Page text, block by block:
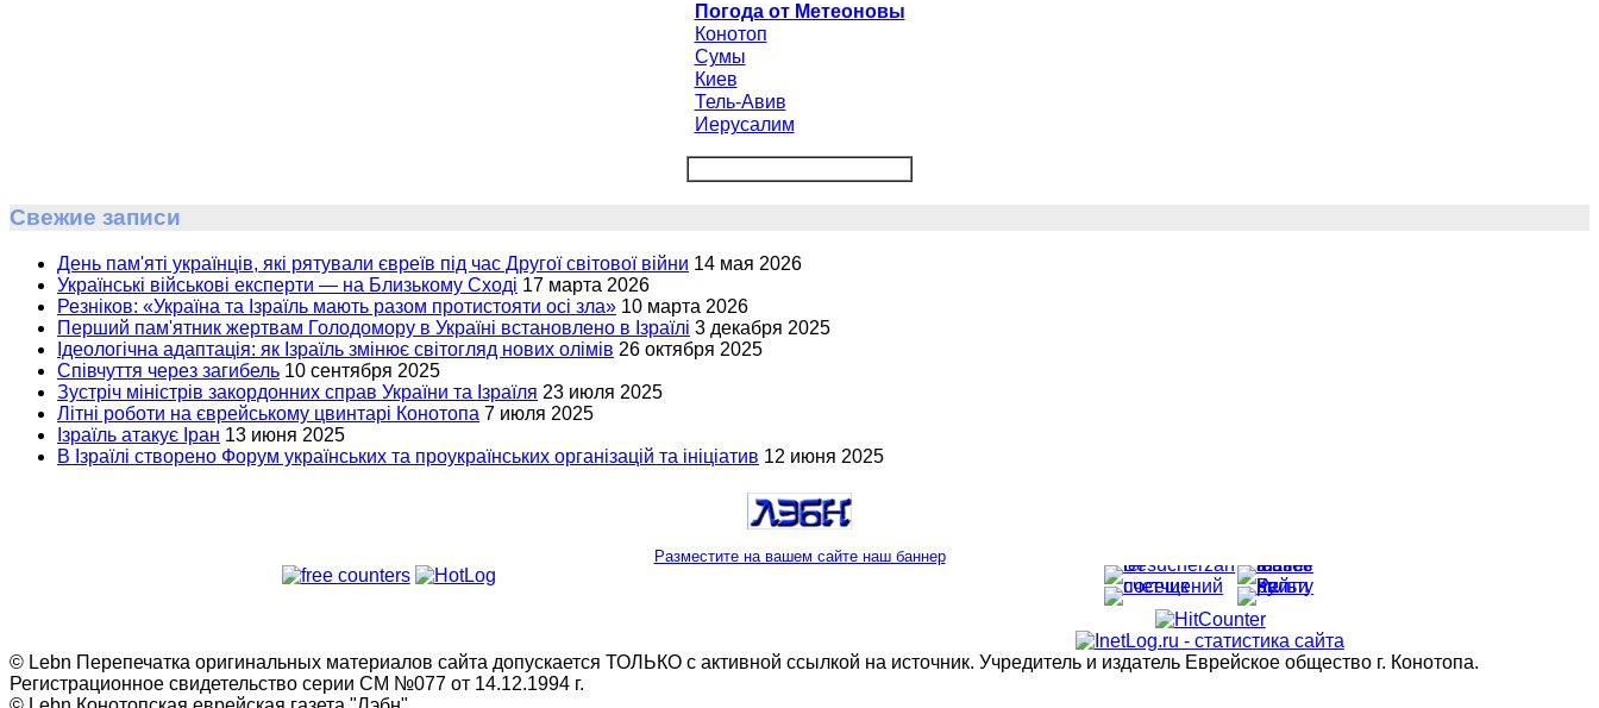
Погода от Метеоновы
Конотоп
Сумы
Киев
Тель-Авив
Иерусалим
Свежие записи
День пам'яті українців, які рятували євреїв під час Другої світової війни 14 мая 2026
Українські військові експерти — на Близькому Сході 17 марта 2026
Резніков: «Україна та Ізраїль мають разом протистояти осі зла» 10 марта 2026
Перший пам'ятник жертвам Голодомору в Україні встановлено в Ізраїлі 3 декабря 2025
Ідеологічна адаптація: як Ізраїль змінює світогляд нових олімів 26 октября 2025
Співчуття через загибель 10 сентября 2025
Зустріч міністрів закордонних справ України та Ізраїля 23 июля 2025
Літні роботи на єврейському цвинтарі Конотопа 7 июля 2025
Ізраїль атакує Іран 13 июня 2025
В Ізраїлі створено Форум українських та проукраїнських організацій та ініціатив 12 июня 2025
Разместите на вашем сайте наш баннер
© Lebn Перепечатка оригинальных материалов сайта допускается ТОЛЬКО с активной ссылкой на источник. Учредитель и издатель Еврейское общество г. Конотопа.
Регистрационное свидетельство серии СМ №077 от 14.12.1994 г.